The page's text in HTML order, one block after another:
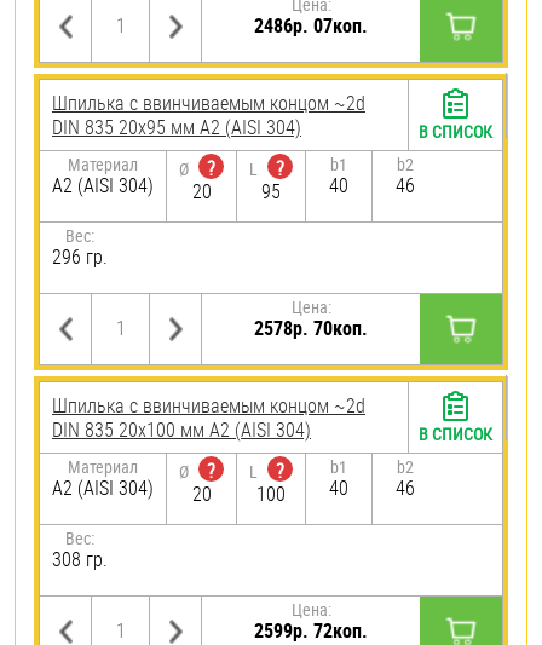
2486р. 07коп.
Шпилька c ввинчиваемым концом ~2d
DIN 835 20х95 мм А2 (AISI 304)
Материал
А2 (AISI 304)
Ø
?
20
L
?
95
b1
40
b2
46
Вес:
296 гр.
Цена:
2578р. 70коп.
В СПИСОК
Шпилька c ввинчиваемым концом ~2d
DIN 835 20х100 мм А2 (AISI 304)
Материал
А2 (AISI 304)
Ø
?
20
L
?
100
b1
40
b2
46
Вес:
308 гр.
Цена:
2599р. 72коп.
В СПИСОК